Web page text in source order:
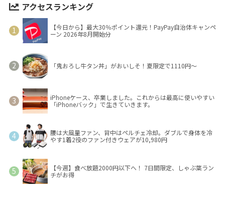
アクセスランキング
【今日から】最大30％ポイント還元！PayPay自治体キャンペ
ーン 2026年8月開始分
「鬼おろし牛タン丼」がおいしそ！夏限定で1110円～
iPhoneケース、卒業しました。これからは最高に使いやすい
「iPhoneバック」で生きていきます。
腰は大風量ファン、背中はペルチェ冷却。ダブルで身体を冷
やす1着2役のファン付きウェアが10,980円
【今週】食べ放題2000円以下へ！ 7日間限定、しゃぶ葉ラン
チがお得